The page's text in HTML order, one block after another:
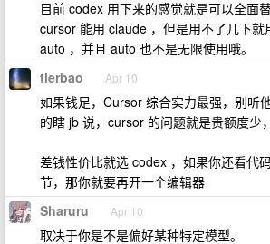
目前 codex 用下来的感觉就是可以全面
cursor 能用 claude ，但是用不了几下就
auto ，并且 auto 也不是无限使用哦。
tlerbao Apr 10
如果钱足，Cursor 综合实力最强，别听
的瞎 jb 说，cursor 的问题就是贵额度少
差钱性价比就选 codex ，如果你还看代
节，那你就要再开一个编辑器
Sharuru Apr 10
取决于你是不是偏好某种特定模型。